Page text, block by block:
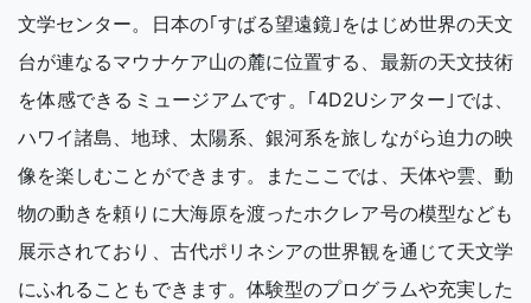
文学センター。日本の｢すばる望遠鏡｣をはじめ世界の天文
台が連なるマウナケア山の麓に位置する、最新の天文技術
を体感できるミュージアムです。｢4D2Uシアター｣では、
ハワイ諸島、地球、太陽系、銀河系を旅しながら迫力の映
像を楽しむことができます。またここでは、天体や雲、動
物の動きを頼りに大海原を渡ったホクレア号の模型なども
展示されており、古代ポリネシアの世界観を通じて天文学
にふれることもできます。体験型のプログラムや充実した